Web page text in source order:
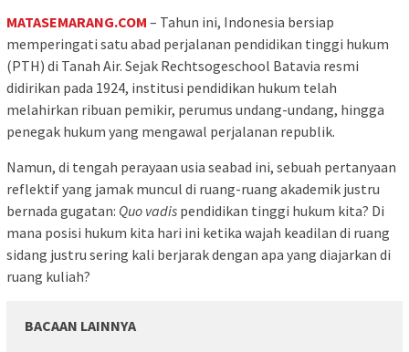
MATASEMARANG.COM – Tahun ini, Indonesia bersiap
memperingati satu abad perjalanan pendidikan tinggi hukum
(PTH) di Tanah Air. Sejak Rechtsogeschool Batavia resmi
didirikan pada 1924, institusi pendidikan hukum telah
melahirkan ribuan pemikir, perumus undang-undang, hingga
penegak hukum yang mengawal perjalanan republik.
Namun, di tengah perayaan usia seabad ini, sebuah pertanyaan
reflektif yang jamak muncul di ruang-ruang akademik justru
bernada gugatan: Quo vadis pendidikan tinggi hukum kita? Di
mana posisi hukum kita hari ini ketika wajah keadilan di ruang
sidang justru sering kali berjarak dengan apa yang diajarkan di
ruang kuliah?
BACAAN LAINNYA